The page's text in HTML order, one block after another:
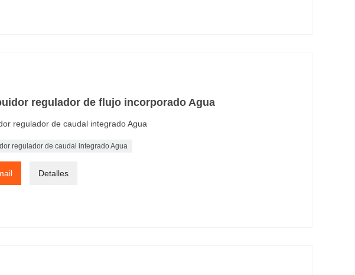
regulador de flujo incorporado Agua
regulador de caudal integrado Agua
regulador de caudal integrado Agua
Detalles